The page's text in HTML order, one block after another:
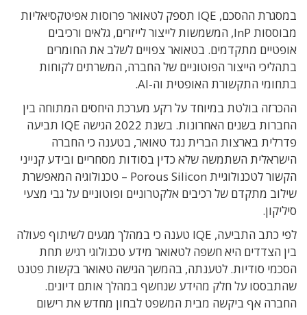
במסגרת ההסכם, IQE תספק לטאואר פרוסות אפיטקסיאליות
מבוססות InP, המשמשות לייצור לייזרים, גלאים ורכיבים
אופטיים מתקדמים. בטאואר צפויים לשלב את החומרים
בתהליכי הייצור הפוטוניים של החברה, המשרתים לקוחות
בתחומי התקשורת האופטית וה-AI.
ההכרזה בולטת במיוחד על רקע מערכת היחסים המתוחה בין
החברות בשנים האחרונות. בשנת 2022 הגישה IQE תביעה
פדרלית בארצות הברית נגד טאואר, בטענה כי החברה
הישראלית השתמשה שלא כדין בסודות מסחריים ובידע קנייני
הקשור לטכנולוגיית Porous Silicon – טכנולוגיה המאפשרת
שילוב מתקדם של רכיבים אלקטרוניים ופוטוניים על גבי מצעי
סיליקון.
לפי כתב התביעה, IQE טענה כי במהלך מגעים לשיתוף פעולה
בין הצדדים היא חשפה לטאואר מידע טכנולוגי רגיש תחת
הסכמי סודיות. לטענתה, בהמשך הגישה טאואר בקשות פטנט
שהתבססו על חלק מהידע שנחשף במהלך אותם דיונים.
החברה אף ביקשה מבית המשפט לבחון מחדש את רישום